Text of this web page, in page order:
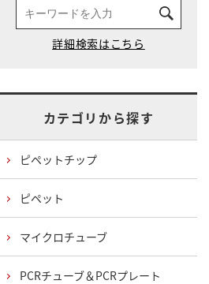
カテゴリから探す
ピペットチップ
ピペット
マイクロチューブ
PCRチューブ＆PCRプレート